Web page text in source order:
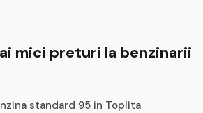
mici preturi la benzinarii
standard 95 in Toplita